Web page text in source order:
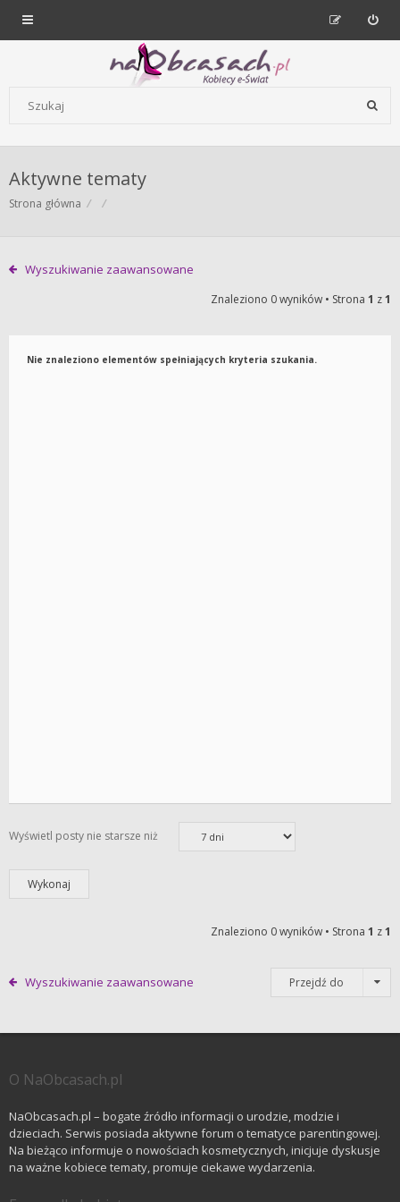
Forum dla kobiet | NaObcasach.pl
Aktywne tematy
Strona główna
Wyszukiwanie zaawansowane
Znaleziono 0 wyników • Strona 1 z1
Nie znaleziono elementów spełniających kryteria szukania.
Wyświetl posty nie starsze niż
Znaleziono 0 wyników • Strona 1 z1
Wyszukiwanie zaawansowane Przejdź do
O NaObcasach.pl
NaObcasach.pl – bogate źródło informacji o urodzie, modzie i
dzieciach. Serwis posiada aktywne forum o tematyce parentingowej.
Na bieżąco informuje o nowościach kosmetycznych, inicjuje dyskusje
na ważne kobiece tematy, promuje ciekawe wydarzenia.